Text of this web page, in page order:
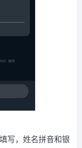
写，姓名拼音和银